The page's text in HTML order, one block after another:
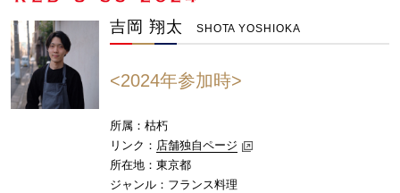
吉岡 翔太 SHOTA YOSHIOKA
<2024年参加時>
所属：枯朽
リンク： 店舗独自ページ
所在地：東京都
ジャンル：フランス料理